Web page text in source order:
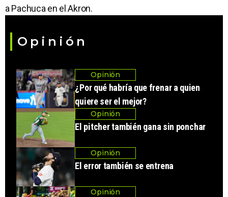
a Pachuca en el Akron.
Opinión
Opinión
¿Por qué habría que frenar a quien
quiere ser el mejor?
Opinión
El pitcher también gana sin ponchar
Opinión
El error también se entrena
Opinión